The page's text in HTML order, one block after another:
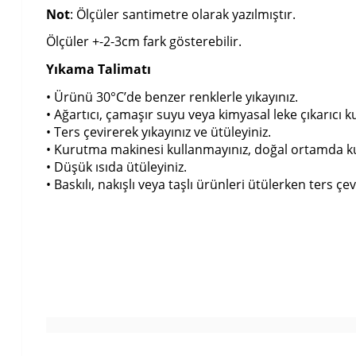
Not: Ölçüler santimetre olarak yazılmıştır.
Ölçüler +-2-3cm fark gösterebilir.
Yıkama Talimatı
• Ürünü 30°C’de benzer renklerle yıkayınız.
• Ağartıcı, çamaşır suyu veya kimyasal leke çıkarıcı
• Ters çevirerek yıkayınız ve ütüleyiniz.
• Kurutma makinesi kullanmayınız, doğal ortamda
• Düşük ısıda ütüleyiniz.
• Baskılı, nakışlı veya taşlı ürünleri ütülerken ters